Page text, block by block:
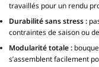
travaillés pour un rendu
Durabilité sans stress :
contraintes de saison ou
Modularité totale :
s’assemblent facilement